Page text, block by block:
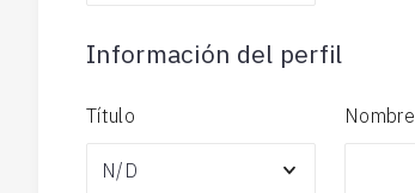
Información del perfil
Título Nombre